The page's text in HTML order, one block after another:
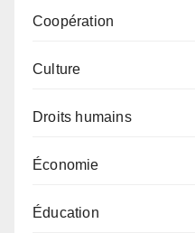
Coopération
Culture
Droits humains
Économie
Éducation